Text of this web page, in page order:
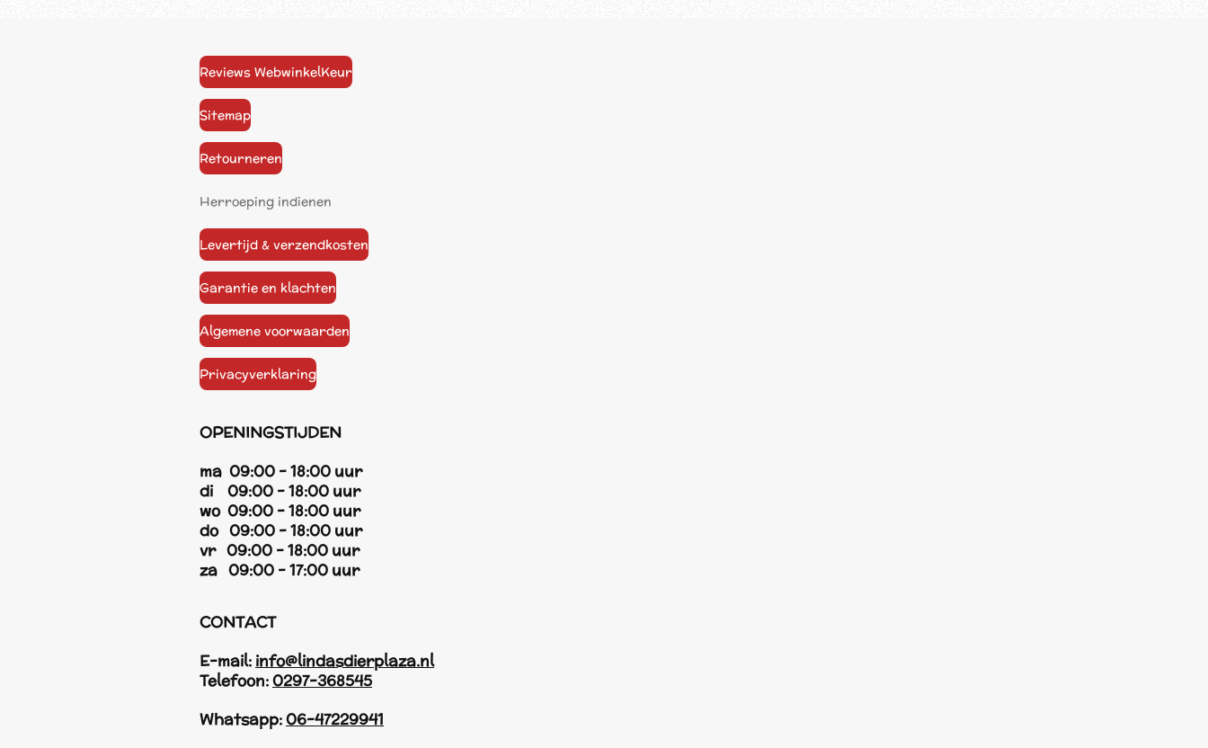
Reviews WebwinkelKeur
Sitemap
Retourneren
Herroeping indienen
Levertijd & verzendkosten
Garantie en klachten
Algemene voorwaarden
Privacyverklaring
OPENINGSTIJDEN
ma 09:00 - 18:00 uur
di 09:00 - 18:00 uur
wo 09:00 - 18:00 uur
do 09:00 - 18:00 uur
vr 09:00 - 18:00 uur
za 09:00 - 17:00 uur
CONTACT
E-mail: info@lindasdierplaza.nl
Telefoon:0297-368545
Whatsapp:06-47229941